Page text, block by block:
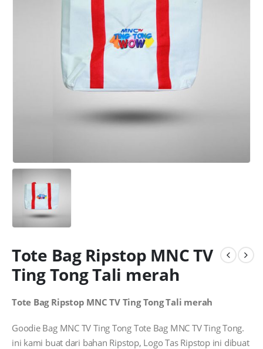
Tote Bag Ripstop MNC TV
Ting Tong Tali merah
Tote Bag Ripstop MNC TV Ting Tong Tali merah
Goodie Bag MNC TV Ting Tong Tote Bag MNC TV Ting Tong.
ini kami buat dari bahan Ripstop, Logo Tas Ripstop ini dibuat